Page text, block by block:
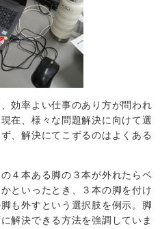
効率よい仕事のあり方が問われ
在、様々な問題解決に向けて選
、解決にてこずるのはよくある
４本ある脚の３本が外れたらベ
といったとき、３本の脚を付け
も外すという選択肢を例示。脚
解決できる方法を強調していま